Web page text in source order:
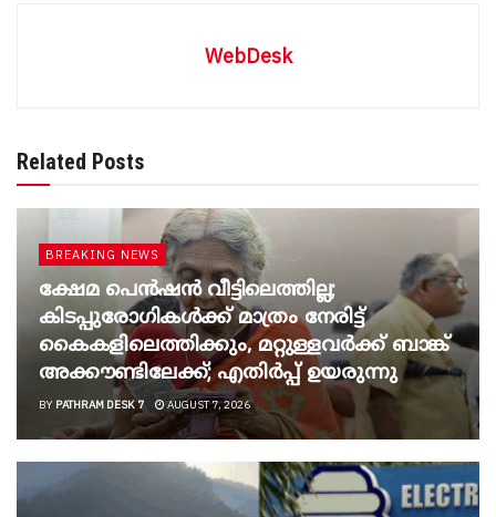
WebDesk
Related Posts
BREAKING NEWS
ക്ഷേമ പെൻഷൻ വീട്ടിലെത്തില്ല;
കിടപ്പുരോഗികൾക്ക് മാത്രം നേരിട്ട്
കൈകളിലെത്തിക്കും, മറ്റുള്ളവർക്ക് ബാങ്ക്
അക്കൗണ്ടിലേക്ക്; എതിർപ്പ് ഉയരുന്നു
BY PATHRAM DESK 7 AUGUST 7, 2026